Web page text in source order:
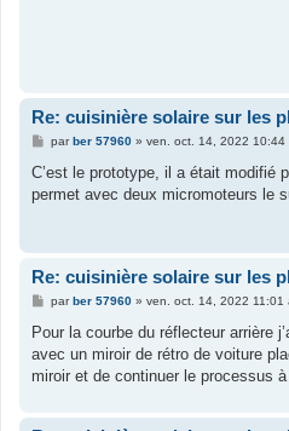
Re: cuisinière solaire sur les
M
s
a
parber 57960» ven. oct. 14, 2022 10:44
C’est le prototype, il a était modifié
permet avec deux micromoteurs le
Re: cuisinière solaire sur les
M
s
a
g
parber 57960» ven. oct. 14, 2022 11:01
Pour la courbe du réflecteur arrière
avec un miroir de rétro de voiture
miroir et de continuer le processus